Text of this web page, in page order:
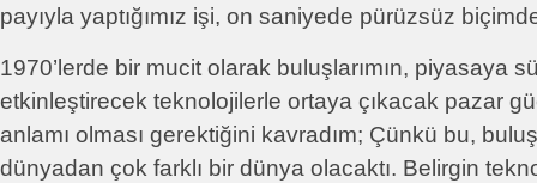
payıyla yaptığımız işi, on saniyede pürüzsüz
1970’lerde bir mucit olarak buluşlarımın, piyasaya
etkinleştirecek teknolojilerle ortaya çıkacak pazar
anlamı olması gerektiğini kavradım; Çünkü bu,
dünyadan çok farklı bir dünya olacaktı. Belirgin